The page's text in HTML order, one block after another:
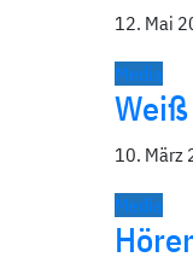
12. Mai
Media
10. März
Media